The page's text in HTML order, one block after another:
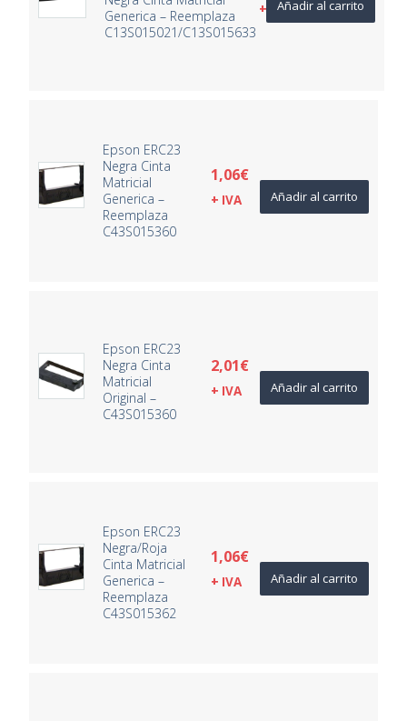
Generica – Reemplaza
C13S015021/C13S015633
+ IVAAñadir al carrito
Epson ERC23
Negra Cinta
Matricial
Generica –
Reemplaza
C43S015360
1,06€
+ IVA Añadir al carrito
Epson ERC23
Negra Cinta
Matricial
Original –
C43S015360
2,01€
+ IVA Añadir al carrito
Epson ERC23
Negra/Roja
Cinta Matricial
Generica –
Reemplaza
C43S015362
1,06€
+ IVA Añadir al carrito